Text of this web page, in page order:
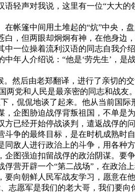
轻声对我说，这里有一位“大大的
帐篷中间用土堆起的“炕”中央，
白，但两眼却炯炯有神，在他身边
一位操着流利汉语的同志自我介
年人介绍说：“他是‘劳先生’，是
然后由老郑翻译，进行了亲切的交
两党和人民是最亲密的同志和战友
，侃侃地谈了起来。他从当前国际
企图胁迫战俘背叛祖国，不单是
已经开始停战谈判，遣返战俘的
争的最终目标，是在时机成熟时
敌人进行政治上的斗争，用各种
图强迫扣留战俘的政治阴谋。要
俘营开辟一个“第二战场”，在政治
向朝鲜人民军战友学习，愿意在
志愿军是我们的老大哥，我们要向